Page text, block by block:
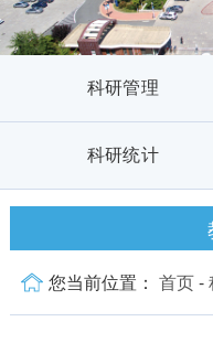
科研管理
科研统计
您当前位置： 首页-